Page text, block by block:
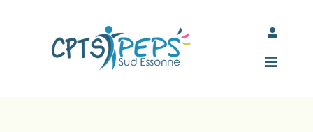
Toggle
Mon espace Jamespot
Toggle